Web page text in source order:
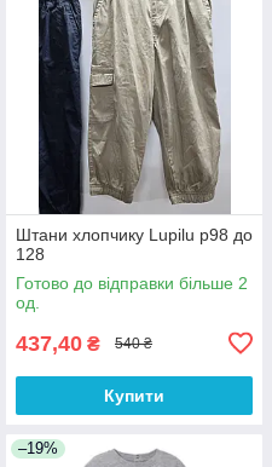
Штани хлопчику Lupilu р98 до
128
Готово до відправки більше 2
од.
437,40 ₴ 540 ₴
Купити
–19%